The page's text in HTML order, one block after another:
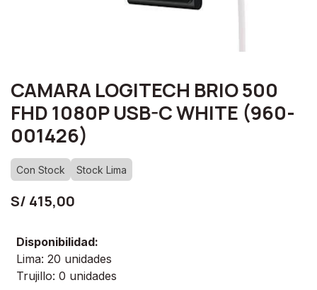
CAMARA LOGITECH BRIO 500
FHD 1080P USB-C WHITE (960-
001426)
Con Stock Stock Lima
S/ 415,00
Disponibilidad:
Lima: 20 unidades
Trujillo: 0 unidades